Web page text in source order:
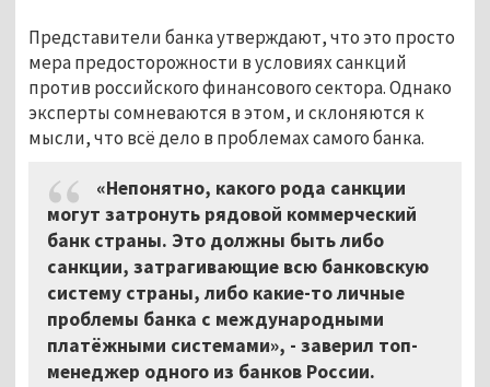
Представители банка утверждают, что это просто
мера предосторожности в условиях санкций
против российского финансового сектора. Однако
эксперты сомневаются в этом, и склоняются к
мысли, что всё дело в проблемах самого банка.
«Непонятно, какого рода санкции
могут затронуть рядовой коммерческий
банк страны. Это должны быть либо
санкции, затрагивающие всю банковскую
систему страны, либо какие-то личные
проблемы банка с международными
платёжными системами», - заверил топ-
менеджер одного из банков России.